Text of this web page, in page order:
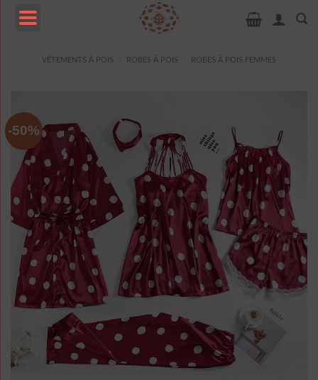
VÊTEMENTS À POIS ROBES À POIS ROBES À POIS FEMMES
-50%